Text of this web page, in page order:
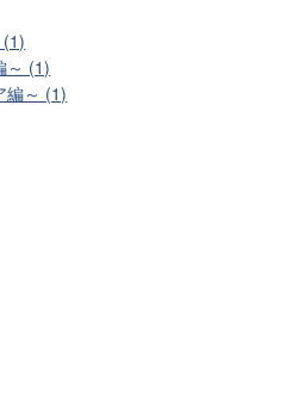
～ (1)
編～ (1)